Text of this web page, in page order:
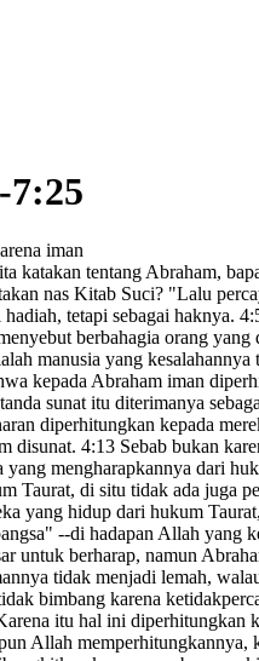
7:25
iman
katakan tentang Abraham,
nas Kitab Suci? "Lalu
hadiah, tetapi sebagai haknya.
berbahagia orang
manusia yang
kepada Abraham iman
sunat itu diterimanya
diperhitungkan kepada
disunat. 4:13 Sebab bukan
yang mengharapkannya dari
Taurat, di situ tidak ada juga
yang hidup dari hukum
" --di hadapan Allah yang
untuk berharap, namun
tidak menjadi lemah,
bimbang karena
itu hal ini diperhitungkan
Allah memperhitungkannya,